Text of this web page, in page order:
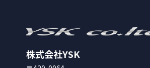
株式会社YSK